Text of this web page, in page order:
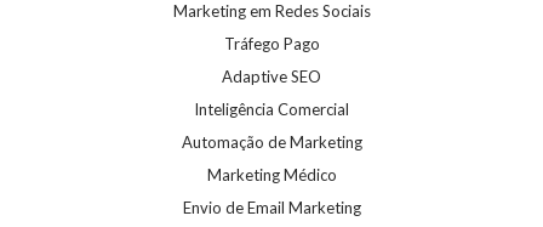
Marketing em Redes Sociais
Tráfego Pago
Adaptive SEO
Inteligência Comercial
Automação de Marketing
Marketing Médico
Envio de Email Marketing